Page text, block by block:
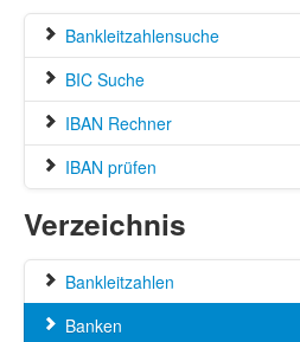
Bankleitzahlensuche
BIC Suche
IBAN Rechner
IBAN prüfen
Verzeichnis
Bankleitzahlen
Banken